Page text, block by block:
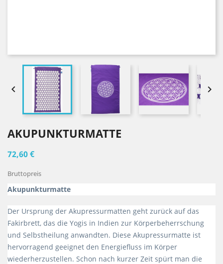
 
AKUPUNKTURMATTE
72,60 €
Bruttopreis
Akupunkturmatte
Der Ursprung der Akupressurmatten geht zurück auf das
Fakirbrett, das die Yogis in Indien zur Körperbeherrschung
und Selbstheilung anwandten. Diese Akupressurmatte ist
hervorragend geeignet den Energiefluss im Körper
wiederherzustellen. Schon nach kurzer Zeit spürt man die